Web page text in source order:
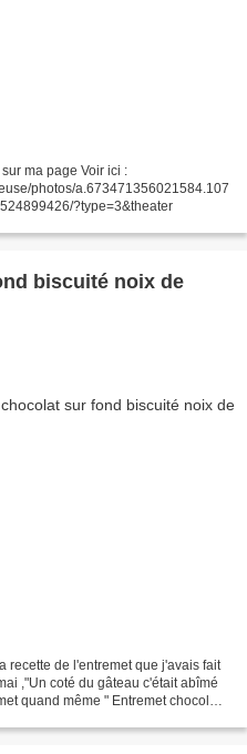
ma page Voir ici :
photos/a.673471356021584.107
?type=3&theater
biscuité noix de
recette de l'entremet que j'avais fait
,"Un coté du gâteau c'était abîmé
quand même " Entremet chocolat